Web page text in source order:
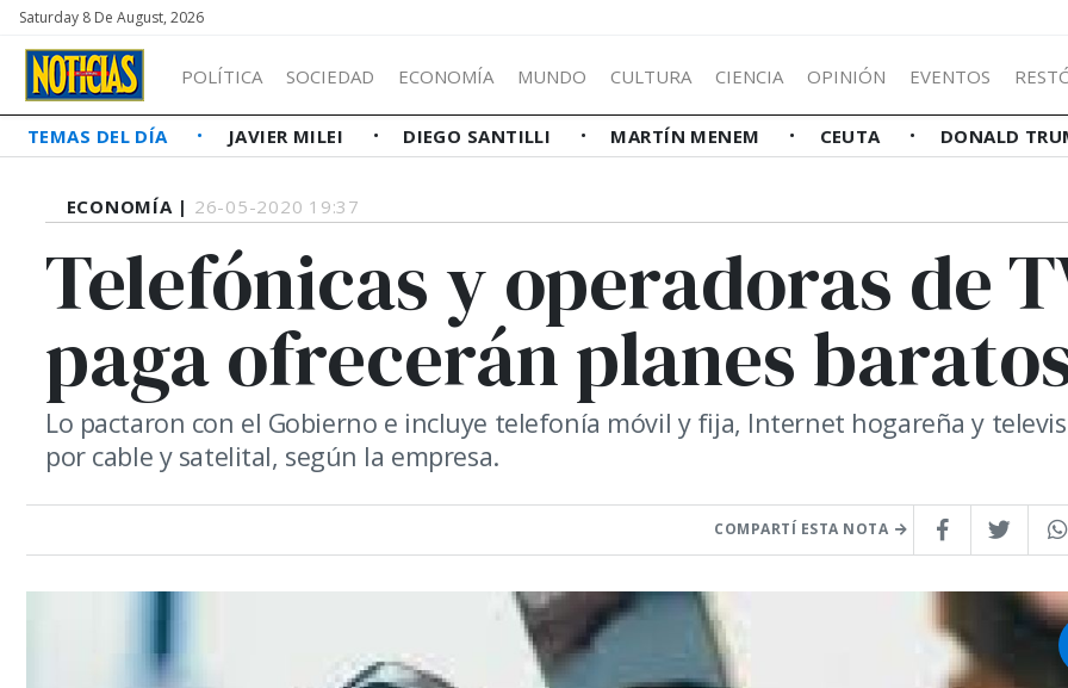
Saturday 8 De August, 2026
POLÍTICA SOCIEDAD ECONOMÍA MUNDO CULTURA CIENCIA OPINIÓN EVENTOS
TEMAS DEL DÍA JAVIER MILEI DIEGO SANTILLI MARTÍN MENEM CEUTA DONALD
ECONOMÍA | 26-05-2020 19:37
Telefónicas y operadoras de
paga ofrecerán planes
Lo pactaron con el Gobierno e incluye telefonía móvil y fija, Internet hogareña y
por cable y satelital, según la empresa.
COMPARTÍ ESTA NOTA